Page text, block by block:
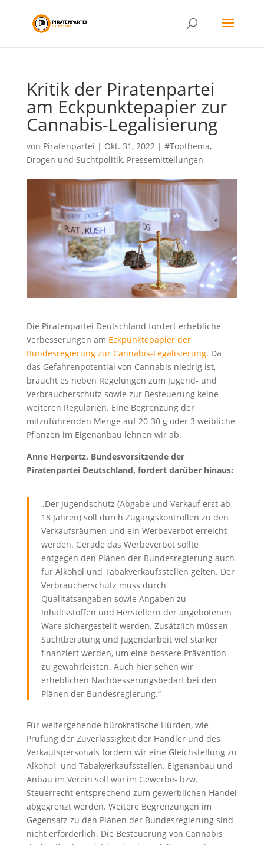
Kritik der Piratenpartei
am Eckpunktepapier zur
Cannabis-Legalisierung
von Piratenpartei | Okt. 31, 2022| #Topthema,
Drogen und Suchtpolitik, Pressemitteilungen
Die Piratenpartei Deutschland fordert erhebliche
Verbesserungen am Eckpunktepapier der
Bundesregierung zur Cannabis-Legalisierung. Da
das Gefahrenpotential von Cannabis niedrig ist,
braucht es neben Regelungen zum Jugend- und
Verbraucherschutz sowie zur Besteuerung keine
weiteren Regularien. Eine Begrenzung der
mitzuführenden Menge auf 20-30 g oder 3 weibliche
Pflanzen im Eigenanbau lehnen wir ab.
Anne Herpertz, Bundesvorsitzende der
Piratenpartei Deutschland, fordert darüber hinaus:
„Der Jugendschutz (Abgabe und Verkauf erst ab
18 Jahren) soll durch Zugangskontrollen zu den
Verkaufsräumen und ein Werbeverbot erreicht
werden. Gerade das Werbeverbot sollte
entgegen den Plänen der Bundesregierung auch
für Alkohol und Tabakverkaufsstellen gelten. Der
Verbraucherschutz muss durch
Qualitätsangaben sowie Angaben zu
Inhaltsstoffen und Herstellern der angebotenen
Ware sichergestellt werden. Zusätzlich müssen
Suchtberatung und Jugendarbeit viel stärker
finanziert werden, um eine bessere Prävention
zu gewährleisten. Auch hier sehen wir
erheblichen Nachbesserungsbedarf bei den
Plänen der Bundesregierung.“
Für weitergehende bürokratische Hürden, wie
Prüfung der Zuverlässigkeit der Händler und des
Verkaufspersonals fordern wir eine Gleichstellung zu
Alkohol- und Tabakverkaufsstellen. Eigenanbau und
Anbau im Verein soll wie im Gewerbe- bzw.
Steuerrecht entsprechend zum gewerblichen Handel
abgegrenzt werden. Weitere Begrenzungen im
Gegensatz zu den Plänen der Bundesregierung sind
nicht erforderlich. Die Besteuerung von Cannabis